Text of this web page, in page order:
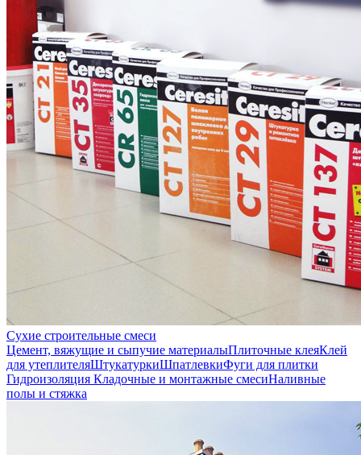
Сухие строительные смеси
Цемент, вяжущие и сыпучие материалыПлиточные клеяКлей
для утеплителяШтукатуркиШпатлевкиФуги для плитки
Гидроизоляция Кладочные и монтажные смесиНаливные
полы и стяжка